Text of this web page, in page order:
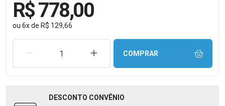
R$ 778,00
ou 6xde R$ 129,66
REMOVER UMA UNIDADEAUMENTAR UMA UNIDADE
COMPRAR
DESCONTO CONVÊNIO